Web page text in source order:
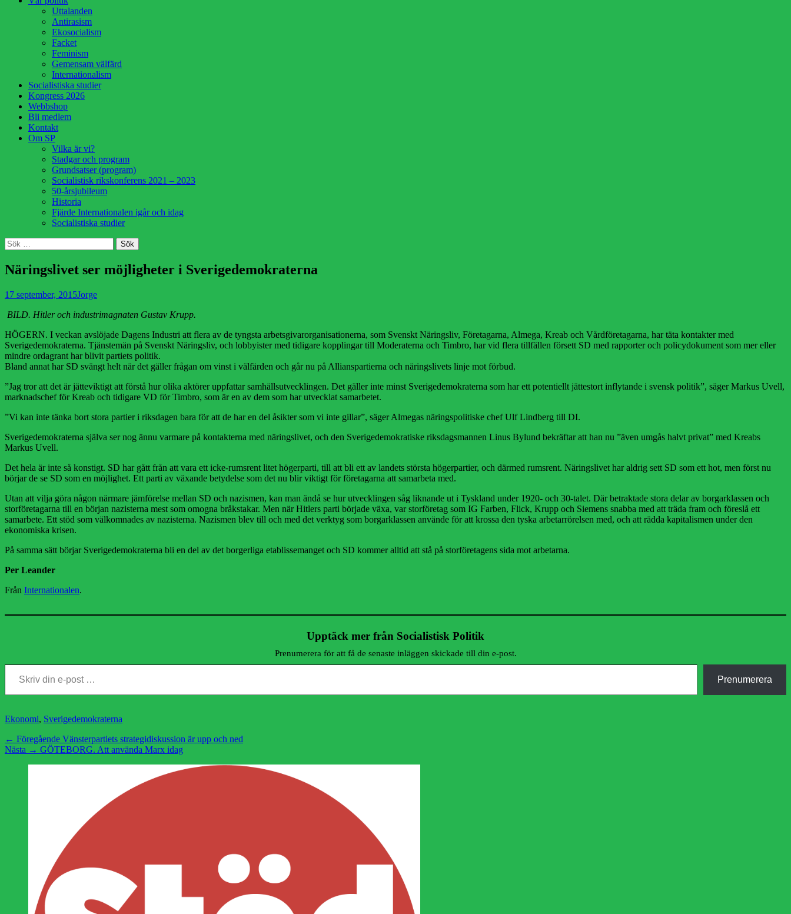
Uttalanden
Antirasism
Ekosocialism
Facket
Feminism
Gemensam välfärd
Internationalism
Socialistiska studier
Kongress 2026
Webbshop
Bli medlem
Kontakt
Om SP
Vilka är vi?
Stadgar och program
Grundsatser (program)
Socialistisk rikskonferens 2021 – 2023
50-årsjubileum
Historia
Fjärde Internationalen igår och idag
Socialistiska studier
Sök
Sök
efter:
Näringslivet ser möjligheter i Sverigedemokraterna
Publicerad
17 september, 2015Författare
Jorge
BILD. Hitler och industrimagnaten Gustav Krupp.
HÖGERN. I veckan avslöjade Dagens Industri att flera av de tyngsta arbetsgivarorganisationerna, som Svenskt Näringsliv, Företagarna, Almega, Kreab och Vårdföretagarna, har täta kontakter med
Sverigedemokraterna. Tjänstemän på Svenskt Näringsliv, och lobbyister med tidigare kopplingar till Moderaterna och Timbro, har vid flera tillfällen försett SD med rapporter och policydokument som mer eller
mindre ordagrant har blivit partiets politik.
Bland annat har SD svängt helt när det gäller frågan om vinst i välfärden och går nu på Allianspartierna och näringslivets linje mot förbud.
”Jag tror att det är jätteviktigt att förstå hur olika aktörer uppfattar samhällsutvecklingen. Det gäller inte minst Sverigedemokraterna som har ett potentiellt jättestort inflytande i svensk politik”, säger Markus Uvell,
marknadschef för Kreab och tidigare VD för Timbro, som är en av dem som har utvecklat samarbetet.
”Vi kan inte tänka bort stora partier i riksdagen bara för att de har en del åsikter som vi inte gillar”, säger Almegas näringspolitiske chef Ulf Lindberg till DI.
Sverigedemokraterna själva ser nog ännu varmare på kontakterna med näringslivet, och den Sverigedemokratiske riksdagsmannen Linus Bylund bekräftar att han nu ”även umgås halvt privat” med Kreabs
Markus Uvell.
Det hela är inte så konstigt. SD har gått från att vara ett icke-rumsrent litet högerparti, till att bli ett av landets största högerpartier, och därmed rumsrent. Näringslivet har aldrig sett SD som ett hot, men först nu
börjar de se SD som en möjlighet. Ett parti av växande betydelse som det nu blir viktigt för företagarna att samarbeta med.
Utan att vilja göra någon närmare jämförelse mellan SD och nazismen, kan man ändå se hur utvecklingen såg liknande ut i Tyskland under 1920- och 30-talet. Där betraktade stora delar av borgarklassen och
storföretagarna till en början nazisterna mest som omogna bråkstakar. Men när Hitlers parti började växa, var storföretag som IG Farben, Flick, Krupp och Siemens snabba med att träda fram och föreslå ett
samarbete. Ett stöd som välkomnades av nazisterna. Nazismen blev till och med det verktyg som borgarklassen använde för att krossa den tyska arbetarrörelsen med, och att rädda kapitalismen under den
ekonomiska krisen.
På samma sätt börjar Sverigedemokraterna bli en del av det borgerliga etablissemanget och SD kommer alltid att stå på storföretagens sida mot arbetarna.
Per Leander
Från Internationalen.
Upptäck mer från Socialistisk Politik
Prenumerera för att få de senaste inläggen skickade till din e-post.
Skriv din e-post …
Prenumerera
Kategorier
Ekonomi, Sverigedemokraterna
Inläggsnavigering
← Föregående Föregående
inlägg:
Vänsterpartiets strategidiskussion är upp och ned
Nästa → Nästa
GÖTEBORG. Att använda Marx idag